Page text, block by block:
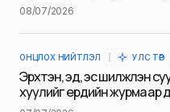
08/07/2026
ОНЦЛОХ НИЙТЛЭЛ УЛС ТӨР
Эрхтэн, эд, эс шилжүүлэн
хуулийг ердийн журмаар